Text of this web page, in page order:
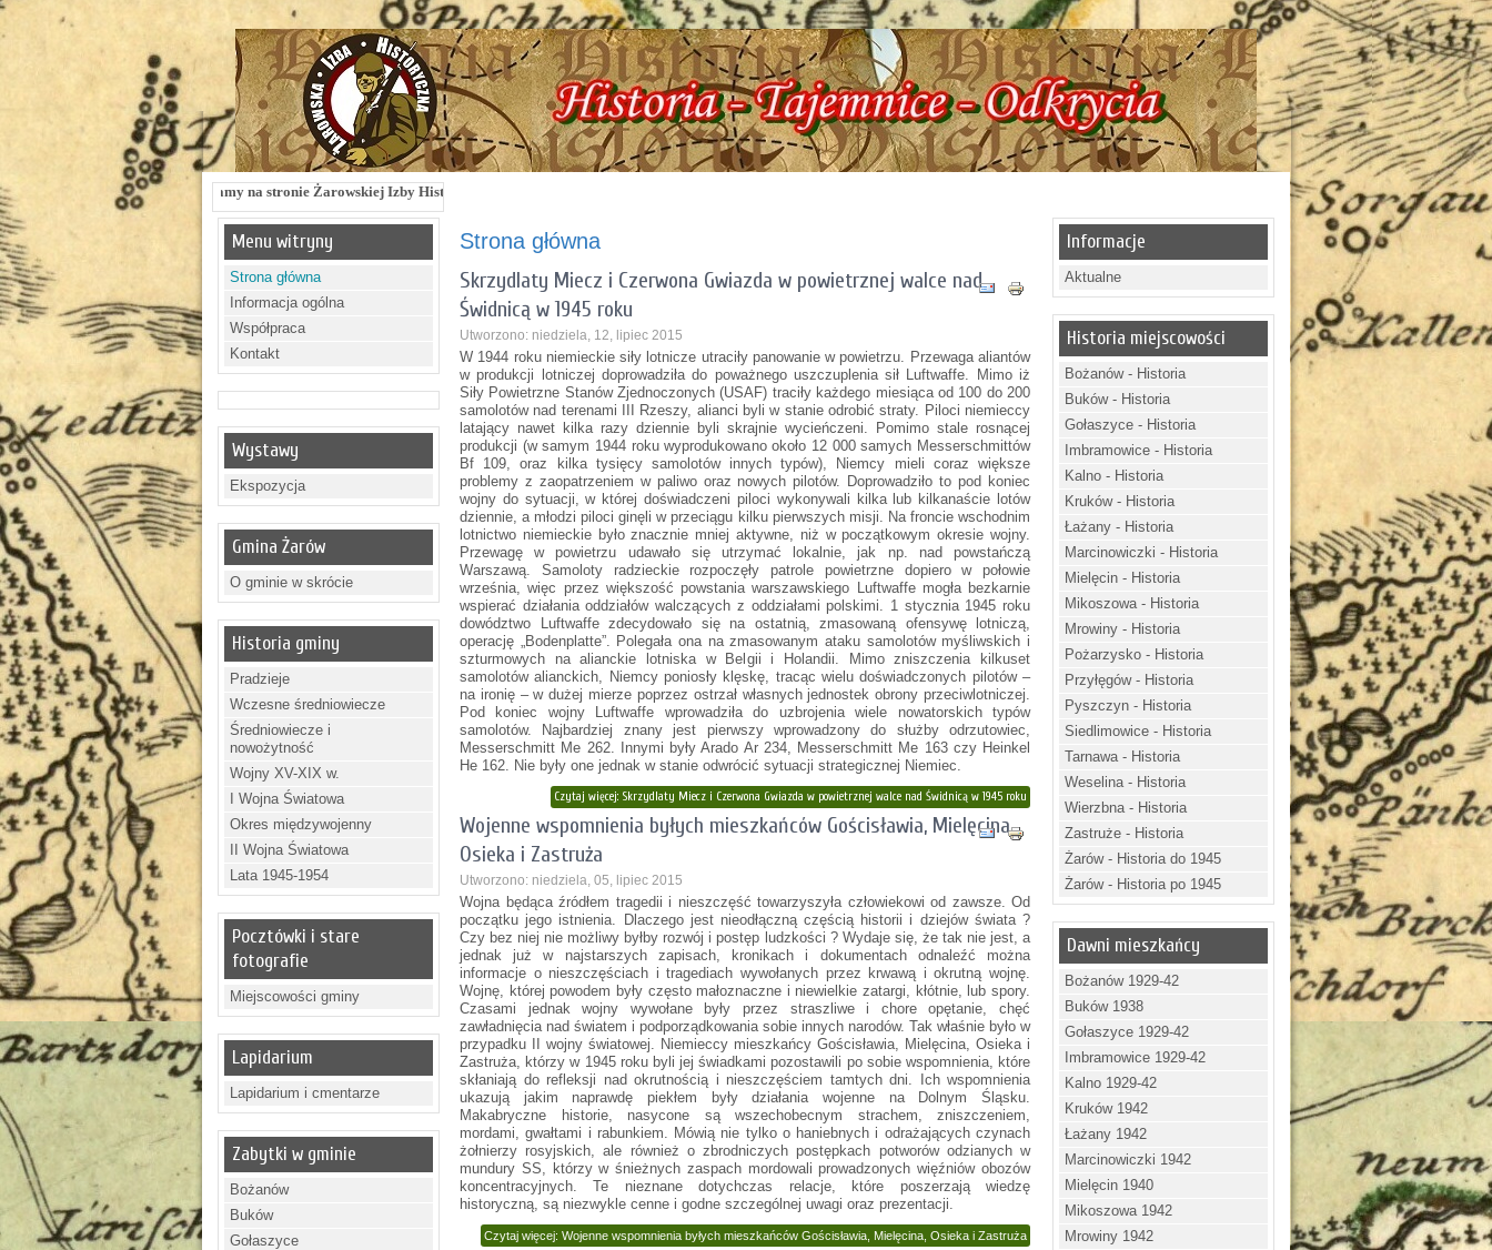
Witamy na stronie Żarowskiej Izby Historycznej !!! Żarowska Izba Historyczna, ul. Dworcowa 3 !!! e-mail: izbazarow@wp.pl, tel. 537-481-116 !!! Historia - Tajemnice - Odkrycia !!!
Menu witryny
Strona główna
Informacja ogólna
Współpraca
Kontakt
Wystawy
Ekspozycja
Gmina Żarów
O gminie w skrócie
Historia gminy
Pradzieje
Wczesne średniowiecze
Średniowiecze i
nowożytność
Wojny XV-XIX w.
I Wojna Światowa
Okres międzywojenny
II Wojna Światowa
Lata 1945-1954
Pocztówki i stare
fotografie
Miejscowości gminy
Lapidarium
Lapidarium i cmentarze
Zabytki w gminie
Bożanów
Buków
Gołaszyce
Strona główna
Skrzydlaty Miecz i Czerwona Gwiazda w powietrznej walce nad
Świdnicą w 1945 roku
Utworzono: niedziela, 12, lipiec 2015
W 1944 roku niemieckie siły lotnicze utraciły panowanie w powietrzu. Przewaga aliantów
w produkcji lotniczej doprowadziła do poważnego uszczuplenia sił Luftwaffe. Mimo iż
Siły Powietrzne Stanów Zjednoczonych (USAF) traciły każdego miesiąca od 100 do 200
samolotów nad terenami III Rzeszy, alianci byli w stanie odrobić straty. Piloci niemieccy
latający nawet kilka razy dziennie byli skrajnie wycieńczeni. Pomimo stale rosnącej
produkcji (w samym 1944 roku wyprodukowano około 12 000 samych Messerschmittów
Bf 109, oraz kilka tysięcy samolotów innych typów), Niemcy mieli coraz większe
problemy z zaopatrzeniem w paliwo oraz nowych pilotów. Doprowadziło to pod koniec
wojny do sytuacji, w której doświadczeni piloci wykonywali kilka lub kilkanaście lotów
dziennie, a młodzi piloci ginęli w przeciągu kilku pierwszych misji. Na froncie wschodnim
lotnictwo niemieckie było znacznie mniej aktywne, niż w początkowym okresie wojny.
Przewagę w powietrzu udawało się utrzymać lokalnie, jak np. nad powstańczą
Warszawą. Samoloty radzieckie rozpoczęły patrole powietrzne dopiero w połowie
września, więc przez większość powstania warszawskiego Luftwaffe mogła bezkarnie
wspierać działania oddziałów walczących z oddziałami polskimi. 1 stycznia 1945 roku
dowództwo Luftwaffe zdecydowało się na ostatnią, zmasowaną ofensywę lotniczą,
operację „Bodenplatte”. Polegała ona na zmasowanym ataku samolotów myśliwskich i
szturmowych na alianckie lotniska w Belgii i Holandii. Mimo zniszczenia kilkuset
samolotów alianckich, Niemcy poniosły klęskę, tracąc wielu doświadczonych pilotów –
na ironię – w dużej mierze poprzez ostrzał własnych jednostek obrony przeciwlotniczej.
Pod koniec wojny Luftwaffe wprowadziła do uzbrojenia wiele nowatorskich typów
samolotów. Najbardziej znany jest pierwszy wprowadzony do służby odrzutowiec,
Messerschmitt Me 262. Innymi były Arado Ar 234, Messerschmitt Me 163 czy Heinkel
He 162. Nie były one jednak w stanie odwrócić sytuacji strategicznej Niemiec.
Czytaj więcej: Skrzydlaty Miecz i Czerwona Gwiazda w powietrznej walce nad Świdnicą w 1945 roku
Wojenne wspomnienia byłych mieszkańców Gościsławia, Mielęcina,
Osieka i Zastruża
Utworzono: niedziela, 05, lipiec 2015
Wojna będąca źródłem tragedii i nieszczęść towarzyszyła człowiekowi od zawsze. Od
początku jego istnienia. Dlaczego jest nieodłączną częścią historii i dziejów świata ?
Czy bez niej nie możliwy byłby rozwój i postęp ludzkości ? Wydaje się, że tak nie jest, a
jednak już w najstarszych zapisach, kronikach i dokumentach odnaleźć można
informacje o nieszczęściach i tragediach wywołanych przez krwawą i okrutną wojnę.
Wojnę, której powodem były często małoznaczne i niewielkie zatargi, kłótnie, lub spory.
Czasami jednak wojny wywołane były przez straszliwe i chore opętanie, chęć
zawładnięcia nad światem i podporządkowania sobie innych narodów. Tak właśnie było w
przypadku II wojny światowej. Niemieccy mieszkańcy Gościsławia, Mielęcina, Osieka i
Zastruża, którzy w 1945 roku byli jej świadkami pozostawili po sobie wspomnienia, które
skłaniają do refleksji nad okrutnością i nieszczęściem tamtych dni. Ich wspomnienia
ukazują jakim naprawdę piekłem były działania wojenne na Dolnym Śląsku.
Makabryczne historie, nasycone są wszechobecnym strachem, zniszczeniem,
mordami, gwałtami i rabunkiem. Mówią nie tylko o haniebnych i odrażających czynach
żołnierzy rosyjskich, ale również o zbrodniczych postępkach potworów odzianych w
mundury SS, którzy w śnieżnych zaspach mordowali prowadzonych więźniów obozów
koncentracyjnych. Te nieznane dotychczas relacje, które poszerzają wiedzę
historyczną, są niezwykle cenne i godne szczególnej uwagi oraz prezentacji.
Czytaj więcej: Wojenne wspomnienia byłych mieszkańców Gościsławia, Mielęcina, Osieka i Zastruża
Informacje
Aktualne
Historia miejscowości
Bożanów - Historia
Buków - Historia
Gołaszyce - Historia
Imbramowice - Historia
Kalno - Historia
Kruków - Historia
Łażany - Historia
Marcinowiczki - Historia
Mielęcin - Historia
Mikoszowa - Historia
Mrowiny - Historia
Pożarzysko - Historia
Przyłęgów - Historia
Pyszczyn - Historia
Siedlimowice - Historia
Tarnawa - Historia
Weselina - Historia
Wierzbna - Historia
Zastruże - Historia
Żarów - Historia do 1945
Żarów - Historia po 1945
Dawni mieszkańcy
Bożanów 1929-42
Buków 1938
Gołaszyce 1929-42
Imbramowice 1929-42
Kalno 1929-42
Kruków 1942
Łażany 1942
Marcinowiczki 1942
Mielęcin 1940
Mikoszowa 1942
Mrowiny 1942